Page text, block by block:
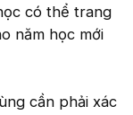
có thể trang
năm học mới
cần phải xác